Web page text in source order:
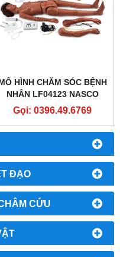
ĐẠO
CỨU
HÌNH CHĂM SÓC BỆNH
NHÂN LF04123 NASCO
HEALTHCARE - COMPLETE
KERI AUSCULTATION
Gọi: 0396.49.6769